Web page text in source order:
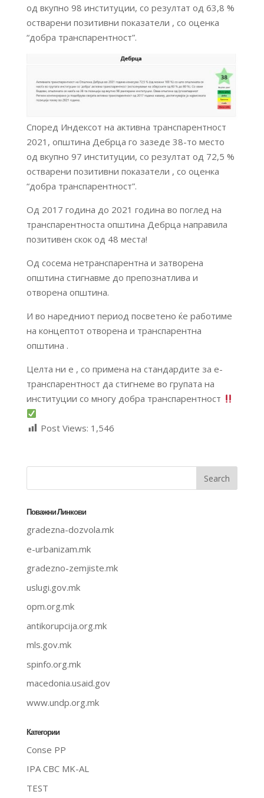
од вкупно 98 институции, со резултат од 63,8 %
остварени позитивни показатели , со оценка
“добра транспарентност”.
Според Индексот на активна транспарентност
2021, општина Дебрца го зазеде 38-то место
од вкупно 97 институции, со резултат од 72,5 %
остварени позитивни показатели , со оценка
“добра транспарентност”.
Од 2017 година до 2021 година во поглед на
транспарентноста општина Дебрца направила
позитивен скок од 48 места!
Од сосема нетранспарентна и затворена
општина стигнавме до препознатлива и
отворена општина.
И во наредниот период посветено ќе работиме
на концептот отворена и транспарентна
општина .
Целта ни е , со примена на стандардите за е-
транспарентност да стигнеме во групата на
институции со многу добра транспарентност
Post Views: 1,546
Поважни Линкови
gradezna-dozvola.mk
e-urbanizam.mk
gradezno-zemjiste.mk
uslugi.gov.mk
opm.org.mk
antikorupcija.org.mk
mls.gov.mk
spinfo.org.mk
macedonia.usaid.gov
www.undp.org.mk
Категории
Conse PP
IPA CBC MK-AL
TEST